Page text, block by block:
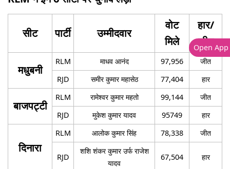
सीट पार्टी उम्मीदवार
वोट
मिले
हार/
जीत
मधुबनी
RLM माधव आनंद 97,956
जीत
RJD
समीर कुमार महासेठ 77,404 हार
बाजपट्टी
RLM रामेश्‍वर कुमार महतो 99,144
जीत
RJD
मुकेश कुमार यादव 95749 हार
दिनारा
RLM आलोक कुमार सिंह 78,338 जीत
RJD
शशि शंकर कुमार उर्फ राजेश
यादव
67,504 हार
Open App